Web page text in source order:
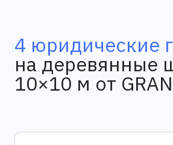
4 юридические
на деревянные
10×10 м от